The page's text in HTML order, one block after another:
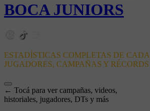
BOCA JUNIORS
ESTADÍSTICAS COMPLETAS DE
JUGADORES, CAMPAÑAS Y RÉCORDS
← Tocá para ver campañas, videos,
historiales, jugadores, DTs y más